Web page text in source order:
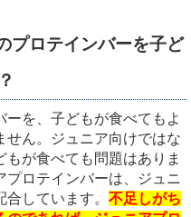
プロテインバーを子ど
ーを、子どもが食べてもよ
せん。ジュニア向けではな
が食べても問題はありま
ロテインバーは、ジュニ
しています。 不足しがち